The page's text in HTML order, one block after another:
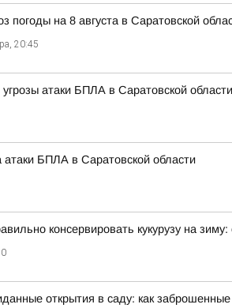
погоды на 8 августа в Саратовской
20:45
атаки БПЛА в Саратовской области
атаки БПЛА в Саратовской области
консервировать кукурузу на
открытия в саду: как